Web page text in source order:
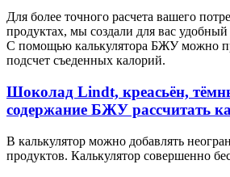
Для более точного расчета вашего
продуктах, мы создали для вас удобный
С помощью калькулятора БЖУ можно
подсчет съеденных калорий.
Шоколад Lindt, креасьён,
содержание БЖУ рассчитать
В калькулятор можно добавлять
продуктов. Калькулятор совершенно